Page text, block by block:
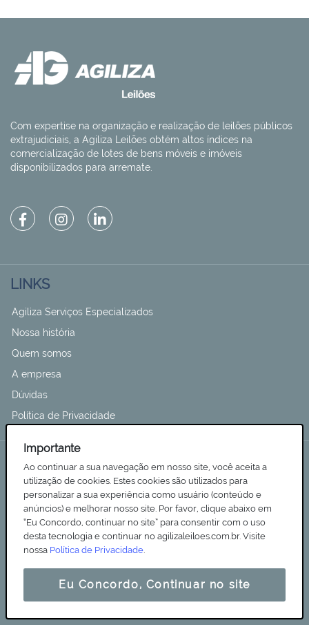
Com expertise na organização e realização de leilões públicos
extrajudiciais, a Agiliza Leilões obtém altos índices na
comercialização de lotes de bens móveis e imóveis
disponibilizados para arremate.
LINKS
Agiliza Serviços Especializados
Nossa história
Quem somos
A empresa
Dúvidas
Política de Privacidade
ENDEREÇO
Rua Albânia, n° 155 - Jardim Igapó - CEP 86.046-29
Londrina - Paraná
Tel (043) 3878 7000
contato@agiliza.srv.br
Importante
Ao continuar a sua navegação em nosso site, você aceita a
utilização de cookies. Estes cookies são utilizados para
personalizar a sua experiência como usuário (conteúdo e
anúncios) e melhorar nosso site. Por favor, clique abaixo em
“Eu Concordo, continuar no site” para consentir com o uso
desta tecnologia e continuar no agilizaleiloes.com.br. Visite
nossa Política de Privacidade.
Eu Concordo, Continuar no site